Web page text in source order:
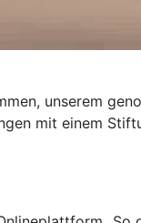
unserem
mit einem